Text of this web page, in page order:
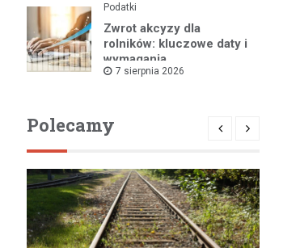
Podatki
Zwrot akcyzy dla
rolników: kluczowe daty i
wymagania
dokumentacyjne
7 sierpnia 2026
Polecamy